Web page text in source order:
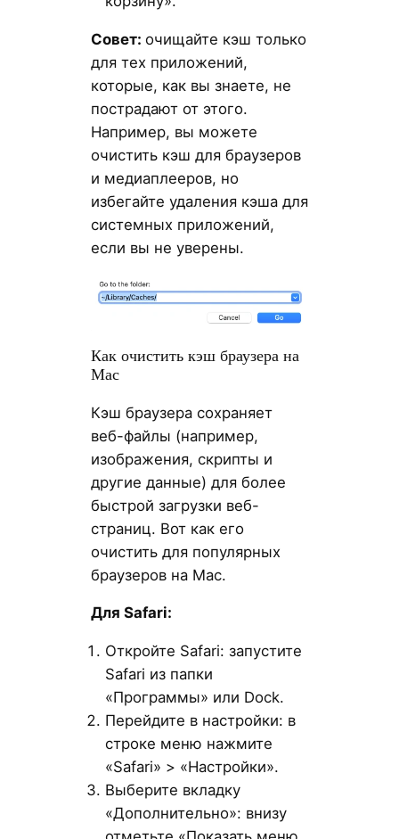
Совет: очищайте кэш только
для тех приложений,
которые, как вы знаете, не
пострадают от этого.
Например, вы можете
очистить кэш для браузеров
и медиаплееров, но
избегайте удаления кэша для
системных приложений,
если вы не уверены.
Как очистить кэш браузера на
Mac
Кэш браузера сохраняет
веб-файлы (например,
изображения, скрипты и
другие данные) для более
быстрой загрузки веб-
страниц. Вот как его
очистить для популярных
браузеров на Mac.
Для Safari:
Откройте Safari: запустите
Safari из папки
«Программы» или Dock.
Перейдите в настройки: в
строке меню нажмите
«Safari» > «Настройки».
Выберите вкладку
«Дополнительно»: внизу